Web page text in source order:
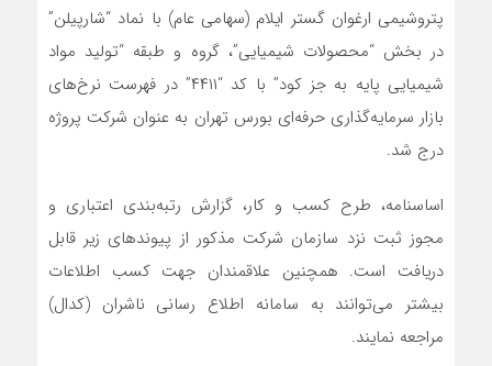
پتروشیمی ارغوان گستر ایلام (سهامی عام) با نماد “شارپیلن”
در بخش “محصولات شیمیایی”، گروه و طبقه “تولید مواد
شیمیایی پایه به جز کود” با کد “۴۴۱۱” در فهرست نرخ‌های
بازار سرمایه‌‌گذاری حرفه‌ای بورس تهران به عنوان شرکت پروژه
درج شد‌.
اساسنامه، طرح کسب و کار، گزارش رتبه‌بندی اعتباری و
مجوز ثبت نزد سازمان شرکت مذکور از پیوندهای زیر قابل
دریافت است. همچنین علاقمندان جهت کسب اطلاعات
بیشتر می‌توانند به سامانه اطلاع رسانی ناشران (کدال)
مراجعه نمایند.